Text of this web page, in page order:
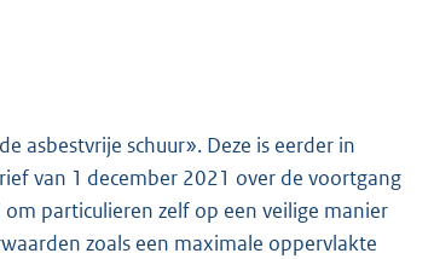
asbestvrije schuur». Deze is eerder in
van 1 december 2021 over de voortgang
om particulieren zelf op een veilige manier
zoals een maximale oppervlakte